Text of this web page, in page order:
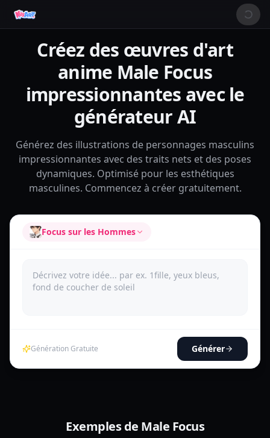
Créez des œuvres d'art
anime Male Focus
impressionnantes avec le
générateur AI
Générez des illustrations de personnages masculins
impressionnantes avec des traits nets et des poses
dynamiques. Optimisé pour les esthétiques
masculines. Commencez à créer gratuitement.
Focus sur les Hommes
Génération Gratuite Générer
Exemples de Male Focus